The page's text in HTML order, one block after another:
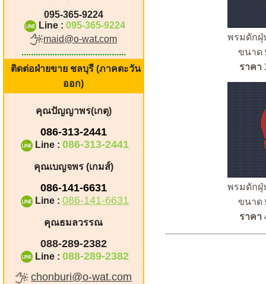
095-365-9224
Line : 095-365-9224
maid@o-wat.com
............................................
ติดต่อฝ่ายขาย ชลบุรี (ภาคตะวัน
ออก)
คุณปัญญาพร(เกตุ)
086-313-2441
Line : 086-313-2441
คุณเบญจพร (เกมส์)
086-141-6631
Line : 086-141-6631
คุณธมลวรรณ
088-289-2382
Line : 088-289-2382
chonburi@o-wat.com
พรมดักฝุ่
ขนาด
ราคา
พรมดักฝุ่
ขนาด
ราคา